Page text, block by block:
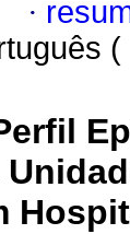
·
(